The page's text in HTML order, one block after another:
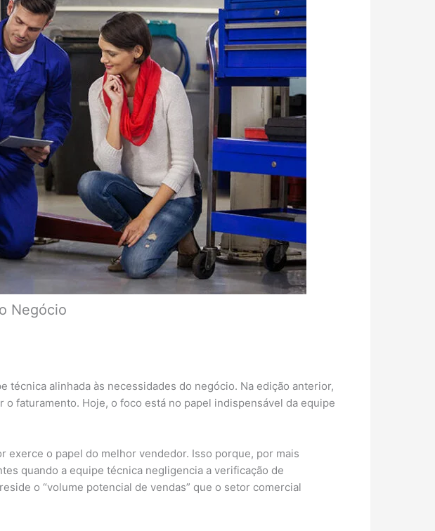
Negócio
alinhada às necessidades do negócio. Na edição anterior,
faturamento. Hoje, o foco está no papel indispensável da equipe
exerce o papel do melhor vendedor. Isso porque, por mais
quando a equipe técnica negligencia a verificação de
o “volume potencial de vendas” que o setor comercial